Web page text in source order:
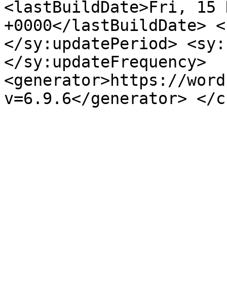
<lastBuildDate>Fri, 15
+0000</lastBuildDate>
</sy:updatePeriod>
</sy:updateFrequency>
<generator>https://
v=6.9.6</generator> </